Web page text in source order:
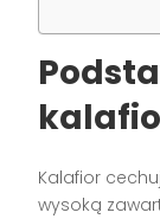
Kalafior
wysoką